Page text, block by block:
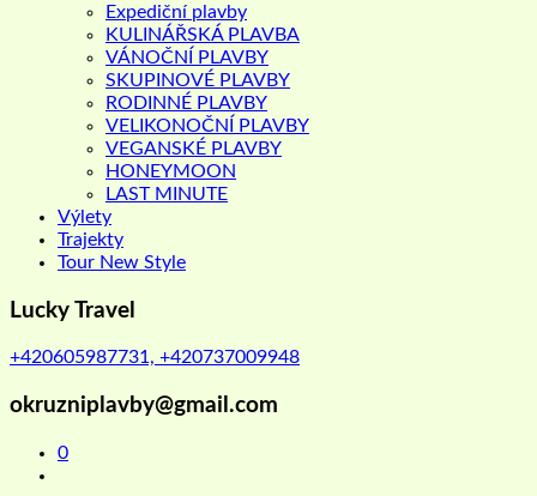
Expediční plavby
KULINÁŘSKÁ PLAVBA
VÁNOČNÍ PLAVBY
SKUPINOVÉ PLAVBY
RODINNÉ PLAVBY
VELIKONOČNÍ PLAVBY
VEGANSKÉ PLAVBY
HONEYMOON
LAST MINUTE
Výlety
Trajekty
Tour New Style
Lucky Travel
+420605987731, +420737009948
okruzniplavby@gmail.com
0